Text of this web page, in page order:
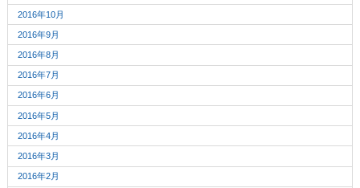
2016年10月
2016年9月
2016年8月
2016年7月
2016年6月
2016年5月
2016年4月
2016年3月
2016年2月